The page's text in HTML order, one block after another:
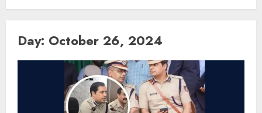
Day: October 26, 2024